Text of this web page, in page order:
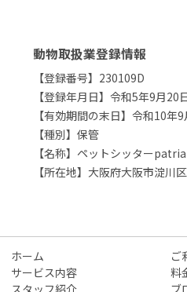
動物取扱業登録情報
【登録番号】230109D
【登録年月日】令和5年9月20
【有効期間の末日】令和10年
【種別】保管
【名称】ペットシッターpatria
【所在地】大阪府大阪市淀川
ホーム
ご
サービス内容
料